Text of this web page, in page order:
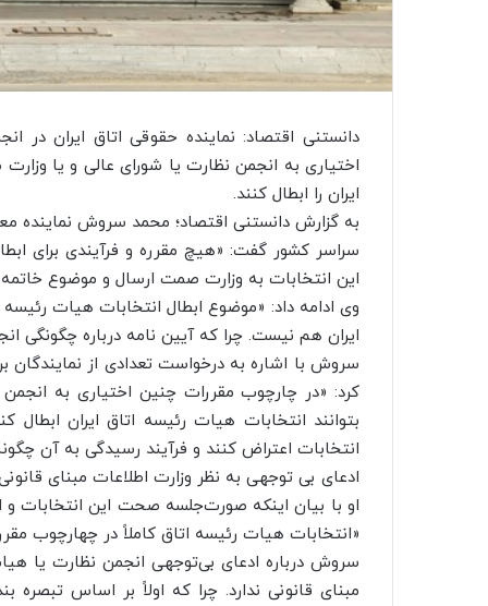
دانستنی اقتصاد: نماینده حقوقی اتاق ایران در
اختیاری به انجمن نظارت یا شورای عالی و یا
ایران را ابطال کنند.
به گزارش دانستنی اقتصاد؛ محمد سروش نماینده
سراسر کشور گفت: «هیچ مقرره و فرآیندی برای
این انتخابات به وزارت صمت ارسال و موضوع
وی ادامه داد: «موضوع ابطال انتخابات هیات
ایران هم نیست. چرا که آیین نامه درباره چگونگی
سروش با اشاره به درخواست تعدادی از نمایندگان
کرد: «در چارچوب مقررات چنین اختیاری به
بتوانند انتخابات هیات رئیسه اتاق ایران ابطال
انتخابات اعتراض کنند و فرآیند رسیدگی به آن
ادعای بی توجهی به نظر وزارت اطلاعات مبنای قانونی
او با بیان اینکه صورت‌جلسه صحت این انتخابات
«انتخابات هیات رئیسه اتاق کاملاً در چهارچوب
سروش درباره ادعای بی‌توجهی انجمن نظارت یا